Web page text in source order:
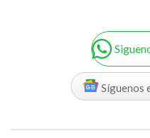
Síguenos